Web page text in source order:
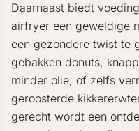
Daarnaast biedt
airfryer een geweldige
een gezondere twist te
gebakken donuts,
minder olie, of zelfs
geroosterde
gerecht wordt een